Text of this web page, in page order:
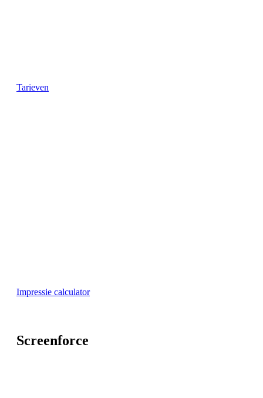
Tarieven
Impressie calculator
Screenforce